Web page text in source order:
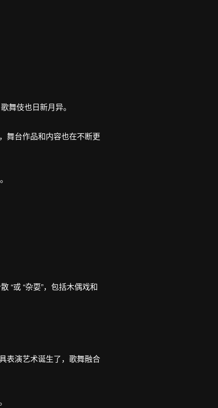
舞伎也日新月异。
舞台作品和内容也在不断更
“或 “杂耍”，包括木偶戏和
表演艺术诞生了，歌舞融合